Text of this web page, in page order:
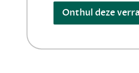
Onthul deze